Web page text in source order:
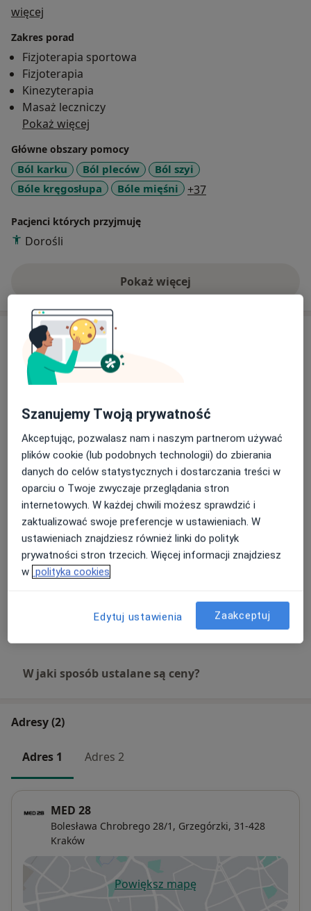
więcej
Zakres porad
Fizjoterapia sportowa
Fizjoterapia
Kinezyterapia
Masaż leczniczy
Pokaż więcej
Główne obszary pomocy
Ból karku Ból pleców
Ból szyi
Bóle kręgosłupa
Bóle mięśni +37
Pacjenci których przyjmuję
Dorośli
Pokaż więcejo doświadczeniu
Usługi i ceny
Konsultacja fizjoterapeutyczna
Od 180 zł Szczegóły
Masaż klasyczny
180 zł Szczegóły
Masaż tkanek głębokich
180 zł Szczegóły
Masaż twarzy Kobido
180 zł Szczegóły
Terapia manualna
W jaki sposób ustalane są ceny?
Adresy (2)
Adres 1 Adres 2
MED 28
Bolesława Chrobrego 28/1, Grzegórzki, 31-428
Kraków
Powiększ mapęotwiera się w nowej karcie
Szanujemy Twoją prywatność
Akceptując, pozwalasz nam i naszym partnerom używać
plików cookie (lub podobnych technologii) do zbierania
danych do celów statystycznych i dostarczania treści w
oparciu o Twoje zwyczaje przeglądania stron
internetowych. W każdej chwili możesz sprawdzić i
zaktualizować swoje preferencje w ustawieniach. W
ustawieniach znajdziesz również linki do polityk
prywatności stron trzecich. Więcej informacji znajdziesz
w polityka cookies
Edytuj ustawienia Zaakceptuj